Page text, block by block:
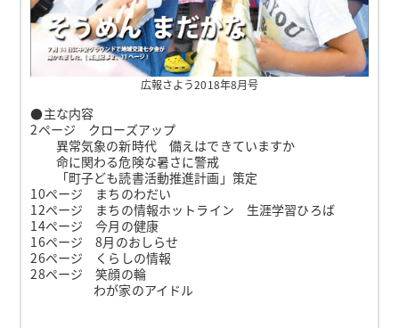
広報さよう2018年8月号
●主な内容
2ページ クローズアップ
異常気象の新時代 備えはできていますか
命に関わる危険な暑さに警戒
「町子ども読書活動推進計画」策定
10ページ まちのわだい
12ページ まちの情報ホットライン 生涯学習ひろば
14ページ 今月の健康
16ページ 8月のおしらせ
26ページ くらしの情報
28ページ 笑顔の輪
わが家のアイドル